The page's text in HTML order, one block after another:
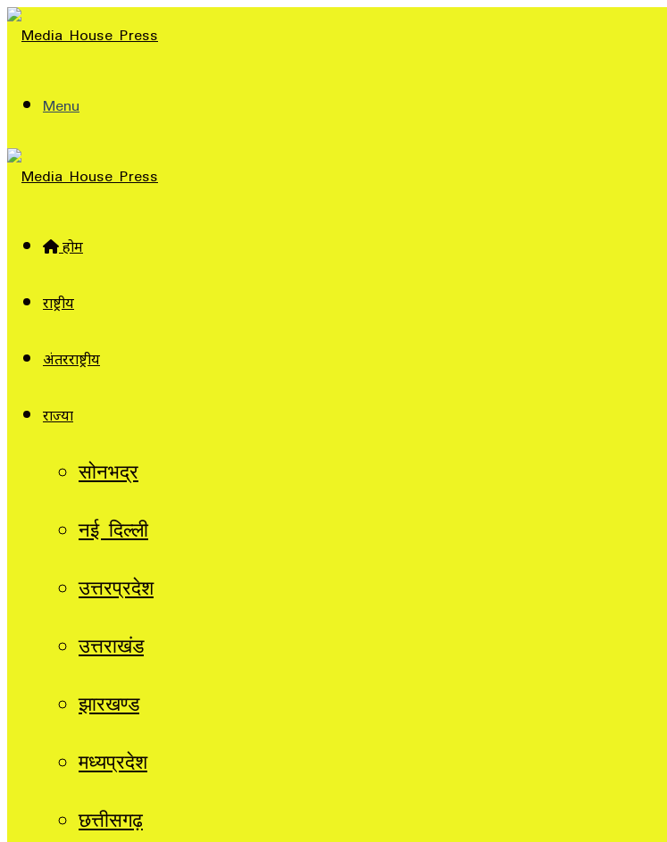
Menu
होम
राष्ट्रीय
अंतरराष्ट्रीय
राज्यों
सोनभद्र
नई दिल्ली
उत्तरप्रदेश
उत्तराखंड
झारखण्ड
मध्यप्रदेश
छत्तीसगढ़